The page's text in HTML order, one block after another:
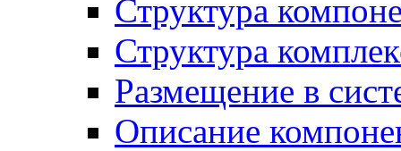
Структура
Структура
Размещение в
Описание